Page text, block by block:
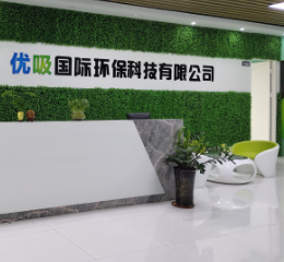
污染治理资质等级证
书”）、拥有多名高级《环
境工程高级工程师》室内
空气治理资格认证的治理
人员、掌握室内空气净化
治理实用技术和五项专利
技术、八项计算机软件著
作权登记证书等。研发实